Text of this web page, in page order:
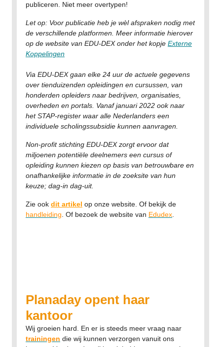
publiceren. Niet meer overtypen!
Let op: Voor publicatie heb je wèl afspraken nodig met
de verschillende platformen. Meer informatie hierover
op de website van EDU-DEX onder het kopje Externe
Koppelingen
Via EDU-DEX gaan elke 24 uur de actuele gegevens
over tienduizenden opleidingen en cursussen, van
honderden opleiders naar bedrijven, organisaties,
overheden en portals. Vanaf januari 2022 ook naar
het STAP-register waar alle Nederlanders een
individuele scholingssubsidie kunnen aanvragen.
Non-profit stichting EDU-DEX zorgt ervoor dat
miljoenen potentiële deelnemers een cursus of
opleiding kunnen kiezen op basis van betrouwbare en
onafhankelijke informatie in de zoeksite van hun
keuze; dag-in dag-uit.
Zie ook dit artikel op onze website. Of bekijk de
handleiding . Of bezoek de website van Edudex
Planaday opent haar
kantoor
Wij groeien hard. En er is steeds meer vraag naar
trainingen die wij kunnen verzorgen vanuit ons